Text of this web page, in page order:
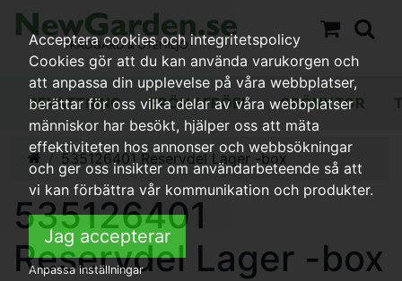
BEVATTNING FRÖN / FRÖER GRÖNYTOR
535126401 Reservdel Lager -box
535126401
Reservdel Lager -box
Acceptera cookies och integritetspolicy
Cookies gör att du kan använda varukorgen och
att anpassa din upplevelse på våra webbplatser,
berättar för oss vilka delar av våra webbplatser
människor har besökt, hjälper oss att mäta
effektiviteten hos annonser och webbsökningar
och ger oss insikter om användarbeteende så att
vi kan förbättra vår kommunikation och produkter.
Jag accepterar
Anpassa inställningar